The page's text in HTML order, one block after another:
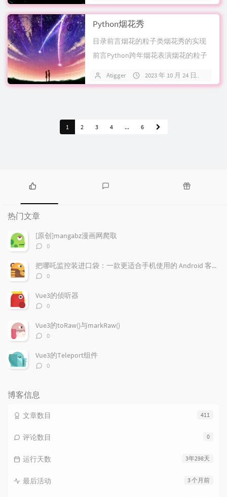
Python烟花秀
目录前言烟花的粒子类烟花秀的实现
前言Python跨年烟花表演烟花的粒子
Atigger 2023 年 10 月 24 日
1 2 3 4 ... 6
热
门
文
章
论
热门文章
[原创]mangabz漫画网爬取
评
数：
0
把哪吒监控装进口袋：一款更适合手机使用的 Android 客户端
评
数：
0
Vue3的侦听器
评
数：
0
Vue3的toRaw()与markRaw()
评
数：
0
Vue3的Teleport组件
评
0
博客信息
411
文章数目
0
评论数目
3年298天
运行天数
3 个月前
最后活动